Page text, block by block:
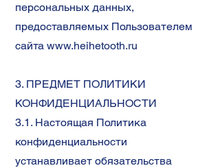
персональных данных,
предоставляемых Пользователем
сайта www.heihetooth.ru
3. ПРЕДМЕТ ПОЛИТИКИ
КОНФИДЕНЦИАЛЬНОСТИ
3.1. Настоящая Политика
конфиденциальности
устанавливает обязательства